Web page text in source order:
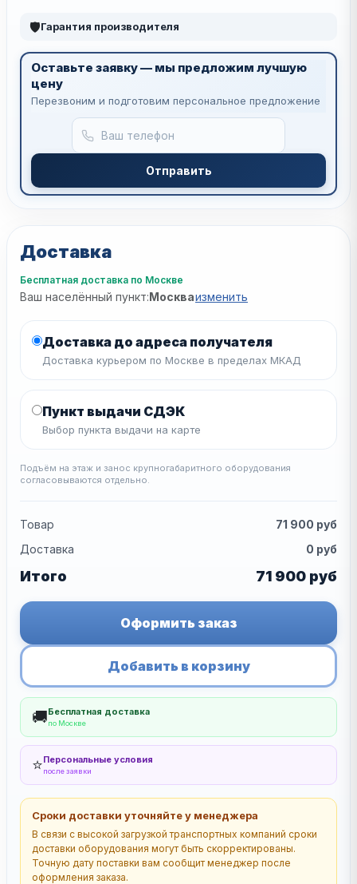
🛡Гарантия производителя
Оставьте заявку — мы предложим лучшую
цену
Перезвоним и подготовим персональное предложение
Отправить
Доставка
Бесплатная доставка по Москве
Ваш населённый пункт:Москваизменить
Доставка до адреса получателя
Доставка курьером по Москве в пределах МКАД
Пункт выдачи СДЭК
Выбор пункта выдачи на карте
Подъём на этаж и занос крупногабаритного оборудования
согласовываются отдельно.
Товар 71 900 руб
Доставка
0 руб
Итого 71 900 руб
Оформить заказ
Добавить в корзину
🚚Бесплатная доставка
по Москве
⭐Персональные условия
после заявки
Сроки доставки уточняйте у менеджера
В связи с высокой загрузкой транспортных компаний сроки
доставки оборудования могут быть скорректированы.
Точную дату поставки вам сообщит менеджер после
оформления заказа.